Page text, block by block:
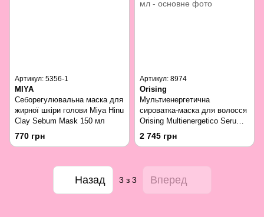
Артикул: 5356-1
MIYA
Себорегулювальна маска для
жирної шкіри голови Miya Hinu
Clay Sebum Mask 150 мл
770 грн
Артикул: 8974
Orising
Мультиенергетична
сироватка-маска для волосся
Orising Multienergetico Serum
6х15 мл
2 745 грн
Назад 3 з 3 Вперед